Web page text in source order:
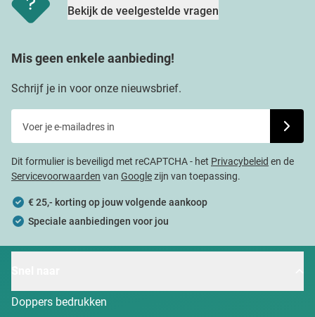
Bekijk de veelgestelde vragen
Mis geen enkele aanbieding!
Schrijf je in voor onze nieuwsbrief.
Dit formulier is beveiligd met reCAPTCHA - het Privacybeleid en de
Servicevoorwaarden van Googlezijn van toepassing.
€ 25,- korting op jouw volgende aankoop
Speciale aanbiedingen voor jou
Doppers bedrukken